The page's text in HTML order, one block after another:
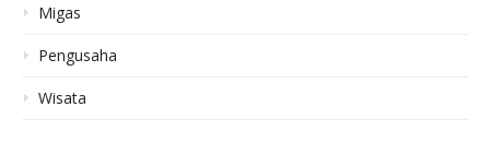
Migas
Pengusaha
Wisata